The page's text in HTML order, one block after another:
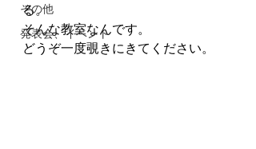
その他
発表会、イベント
る。
そんな教室なんです。
どうぞ一度覗きにきてください。